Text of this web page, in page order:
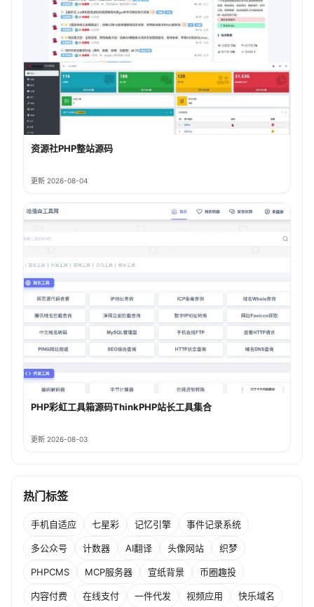
资源社PHP整站源码
更新 2026-08-04
PHP彩虹工具箱源码ThinkPHP站长工具集合
更新 2026-08-03
热门标签
手机自适应 七星彩 记忆引擎 事件记录系统
多公众号 计数器 AI翻译 头像网站 织梦
PHPCMS MCP服务器 宣纸背景 币圈趣投
内容付费 在线支付 一件代发 视频应用 快乐域名